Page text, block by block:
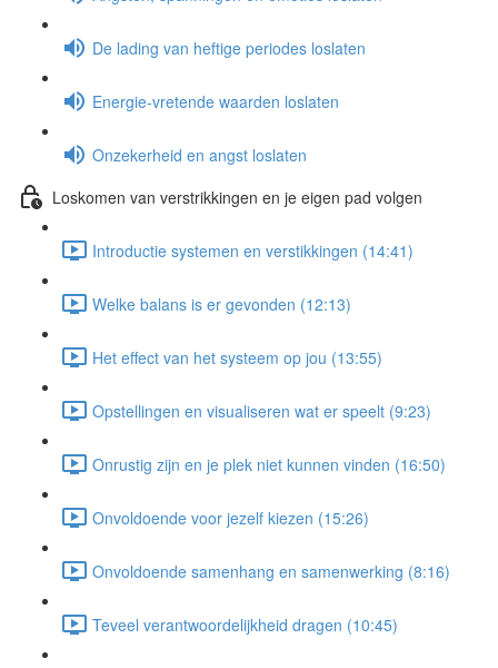
De lading van heftige periodes loslaten
Energie-vretende waarden loslaten
Onzekerheid en angst loslaten
Loskomen van verstrikkingen en je eigen pad volgen
Introductie systemen en verstikkingen (14:41)
Welke balans is er gevonden (12:13)
Het effect van het systeem op jou (13:55)
Opstellingen en visualiseren wat er speelt (9:23)
Onrustig zijn en je plek niet kunnen vinden (16:50)
Onvoldoende voor jezelf kiezen (15:26)
Onvoldoende samenhang en samenwerking (8:16)
Teveel verantwoordelijkheid dragen (10:45)